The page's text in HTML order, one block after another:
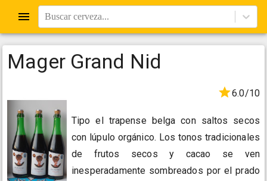
Buscar cerveza...
Mager Grand Nid
6.0/10
Tipo el trapense belga con saltos secos
con lúpulo orgánico. Los tonos tradicionales
de frutos secos y cacao se ven
inesperadamente sombreados por el prado